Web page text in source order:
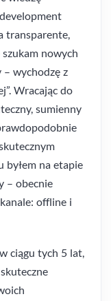
transparente,
nowych
– wychodzę z
Wracając do
sumienny
byłem na etapie
– obecnie
offline i
ciągu tych 5 lat,